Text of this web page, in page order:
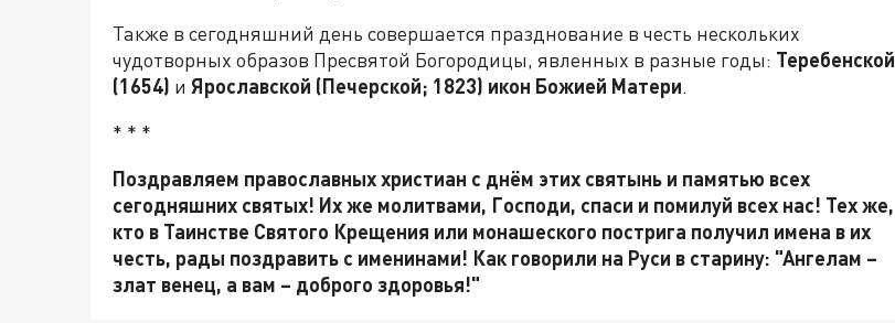
Также в сегодняшний день совершается празднование в честь нескольких
чудотворных образов Пресвятой Богородицы, явленных в разные годы: Теребенской
(1654) и Ярославской (Печерской; 1823) икон Божией Матери.
* * *
Поздравляем православных христиан с днём этих святынь и памятью всех
сегодняшних святых! Их же молитвами, Господи, спаси и помилуй всех нас! Тех же,
кто в Таинстве Святого Крещения или монашеского пострига получил имена в их
честь, рады поздравить с именинами! Как говорили на Руси в старину: "Ангелам –
злат венец, а вам – доброго здоровья!"